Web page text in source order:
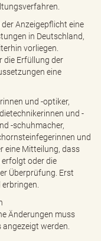
Anzeigepflicht eine
in Deutschland,
vorliegen.
die Erfüllung der
eine
und -optiker,
und -
-schuhmacher,
und
eine Mitteilung, dass
oder die
Überprüfung. Erst
Änderungen muss
werden.